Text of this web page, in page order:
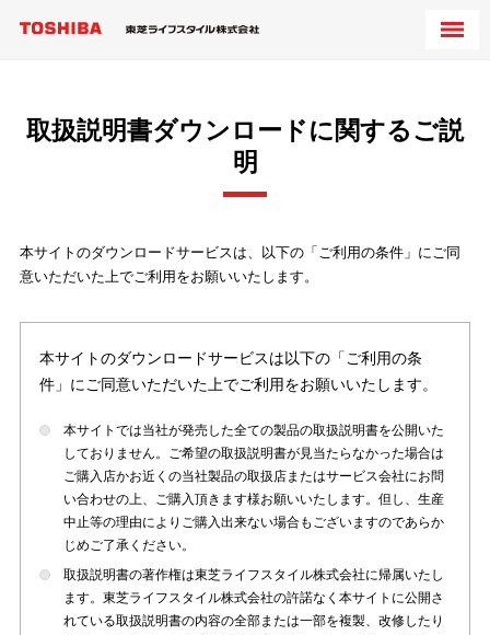
取扱説明書ダウンロードに関するご説
明
本サイトのダウンロードサービスは、以下の「ご利用の条件」にご同
意いただいた上でご利用をお願いいたします。
本サイトのダウンロードサービスは以下の「ご利用の条
件」にご同意いただいた上でご利用をお願いいたします。
本サイトでは当社が発売した全ての製品の取扱説明書を公開いた
しておりません。ご希望の取扱説明書が見当たらなかった場合は
ご購入店かお近くの当社製品の取扱店またはサービス会社にお問
い合わせの上、ご購入頂きます様お願いいたします。但し、生産
中止等の理由によりご購入出来ない場合もございますのであらか
じめご了承ください。
取扱説明書の著作権は東芝ライフスタイル株式会社に帰属いたし
ます。東芝ライフスタイル株式会社の許諾なく本サイトに公開さ
れている取扱説明書の内容の全部または一部を複製、改修したり